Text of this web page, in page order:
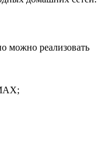
можно реализовать